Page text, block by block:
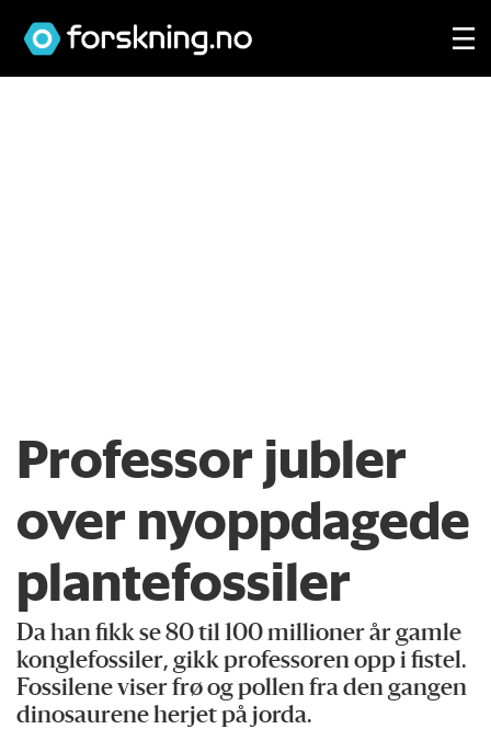
Professor jubler
over nyoppdagede
plantefossiler
Da han fikk se 80 til 100 millioner år gamle
konglefossiler, gikk professoren opp i fistel.
Fossilene viser frø og pollen fra den gangen
dinosaurene herjet på jorda.